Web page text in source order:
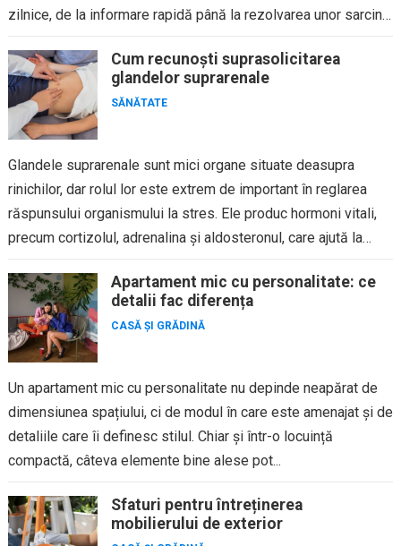
zilnice, de la informare rapidă până la rezolvarea unor sarcini
Cum recunoști suprasolicitarea
glandelor suprarenale
SĂNĂTATE
Glandele suprarenale sunt mici organe situate deasupra
rinichilor, dar rolul lor este extrem de important în reglarea
răspunsului organismului la stres. Ele produc hormoni vitali,
precum cortizolul, adrenalina și aldosteronul, care ajută la
Apartament mic cu personalitate: ce
detalii fac diferența
CASĂ ȘI GRĂDINĂ
Un apartament mic cu personalitate nu depinde neapărat de
dimensiunea spațiului, ci de modul în care este amenajat și de
detaliile care îi definesc stilul. Chiar și într-o locuință
compactă, câteva elemente bine alese pot...
Sfaturi pentru întreținerea
mobilierului de exterior